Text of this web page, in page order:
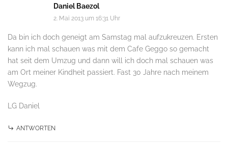
Daniel Baezol
2. Mai 2013 um 16:31 Uhr
Da bin ich doch geneigt am Samstag mal aufzukreuzen. Ersten
kann ich mal schauen was mit dem Cafe Geggo so gemacht
hat seit dem Umzug und dann will ich doch mal schauen was
am Ort meiner Kindheit passiert. Fast 30 Jahre nach meinem
Wegzug.
LG Daniel
ANTWORTEN